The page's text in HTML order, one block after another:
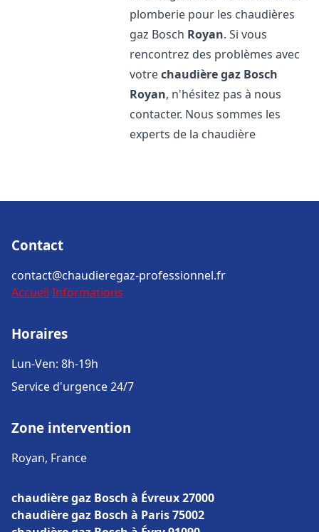
plomberie pour les chaudières
gaz Bosch Royan. Si vous
rencontrez des problèmes avec
votrechaudière gaz Bosch
Royan, n'hésitez pas à nous
contacter. Nous sommes les
experts de la chaudière
Contact
contact@chaudieregaz-professionnel.fr
Accueil Informations
Horaires
Lun-Ven: 8h-19h
Service d'urgence 24/7
Zone intervention
Royan, France
chaudière gaz Bosch à Évreux 27000
chaudière gaz Bosch à Paris 75002